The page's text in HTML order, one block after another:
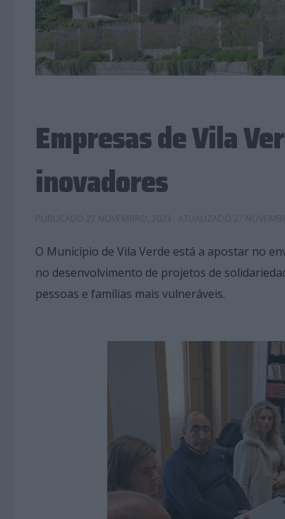
Empresas de Vila
inovadores
O Município de Vila Verde está a apostar no
no desenvolvimento de projetos de
pessoas e famílias mais vulneráveis.